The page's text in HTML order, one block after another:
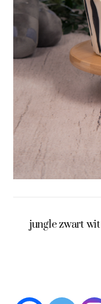
jungle zwart wit